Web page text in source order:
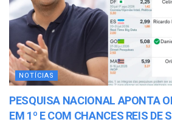
NOTÍCIAS
PESQUISA NACIONAL APONTA
EM 1º E COM CHANCES REIS DE